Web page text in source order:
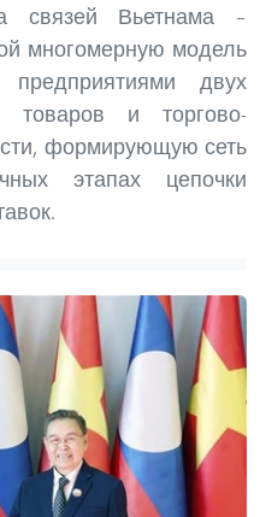
связей Вьетнама –
многомерную модель
предприятиями двух
товаров и торгово-
формирующую сеть
этапах цепочки